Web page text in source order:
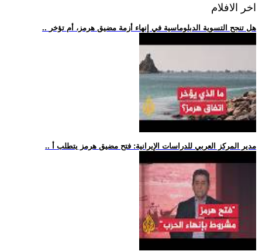
اخر الافلام
.. هل تنجح التسوية الدبلوماسية في إنهاء أزمة مضيق هرمز، أم تؤخر
.. مدير المركز العربي للدراسات الإيرانية: فتح مضيق هرمز يتطلب أ